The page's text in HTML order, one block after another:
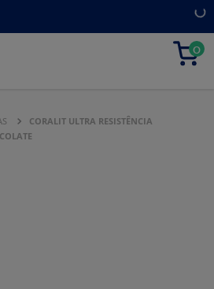
0
0
CORALIT ULTRA RESISTÊNCIA